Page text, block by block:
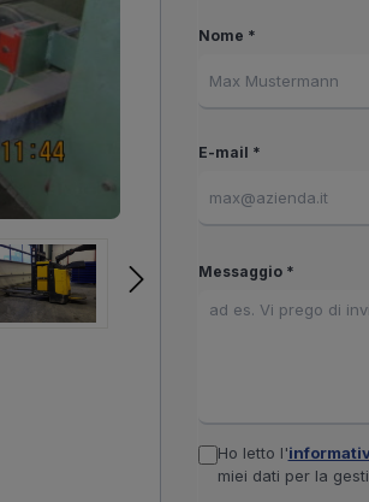
Nome *
E-mail *
Messaggio *
Ho letto l'
miei dati per la